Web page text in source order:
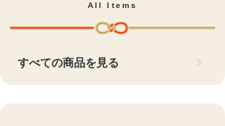
All Items
すべての商品を見る